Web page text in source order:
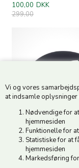
Vi og vores
at indsamle
Nødvendige for
hjemmesiden
Funktionelle for
Statistiske for at
hjemmesiden
Markedsføring
100,00 DKK
299,00
OneK Conv. Top Paint
- Navy
100,00 DKK